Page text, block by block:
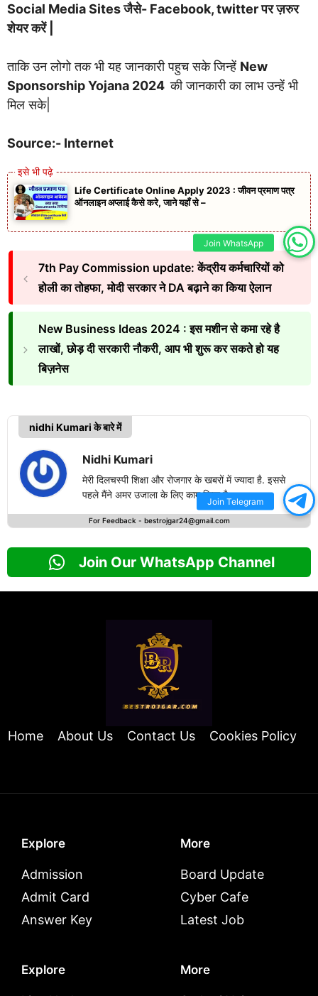
Social Media Sites जैसे- Facebook, twitter पर ज़रुर
शेयर करें |
ताकि उन लोगो तक भी यह जानकारी पहुच सके जिन्हें New
Sponsorship Yojana 2024की जानकारी का लाभ उन्हें भी
मिल सके|
Source:- Internet
Life Certificate Online Apply 2023 : जीवन प्रमाण पत्र
ऑनलाइन अप्लाई कैसे करे, जाने यहाँ से –
7th Pay Commission update: केंद्रीय कर्मचारियों को
होली का तोहफा, मोदी सरकार ने DA बढ़ाने का किया ऐलान
New Business Ideas 2024 : इस मशीन से कमा रहे है
लाखों, छोड़ दी सरकारी नौकरी, आप भी शुरू कर सकते हो यह
बिज़नेस
nidhi Kumari के बारे में
Nidhi Kumari
मेरी दिलचस्पी शिक्षा और रोजगार के खबरों में ज्यादा है. इससे
पहले मैंने अमर उजाला के लिए काम किया है.
For Feedback - bestrojgar24@gmail.com
Join Our WhatsApp Channel
Home About Us Contact Us Cookies Policy
Explore
Admission
Admit Card
Answer Key
More
Board Update
Cyber Cafe
Latest Job
Explore More
Join WhatsApp
Join Telegram